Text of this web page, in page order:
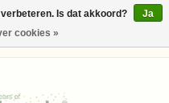
Is dat akkoord?
Ja
cookies »